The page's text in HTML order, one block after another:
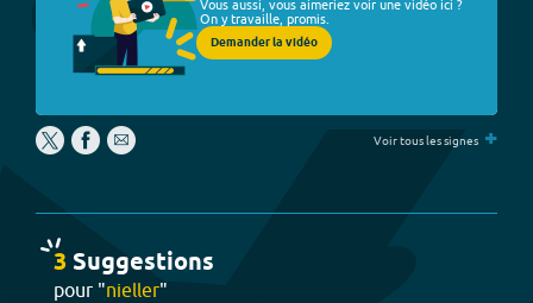
Vous aussi, vous aimeriez voir une vidéo ici ?
On y travaille, promis.
Demander la vidéo
Voir tous les signes +
3 Suggestions
pour "nieller"